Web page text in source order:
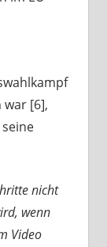
war [6],
nicht
wenn
Video